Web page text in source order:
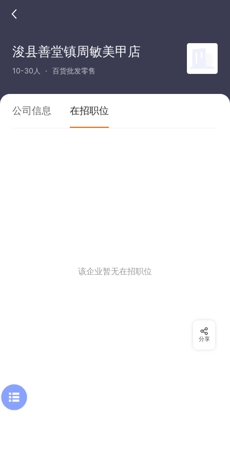
浚县善堂镇周敏美甲店
10-30人 百货批发零售
公司信息 在招职位
该企业暂无在招职位
分享